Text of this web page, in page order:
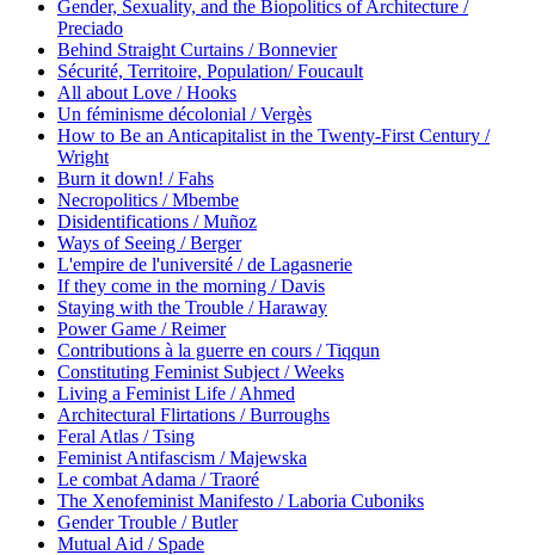
Gender, Sexuality, and the Biopolitics of Architecture /
Preciado
Behind Straight Curtains / Bonnevier
Sécurité, Territoire, Population/ Foucault
All about Love / Hooks
Un féminisme décolonial / Vergès
How to Be an Anticapitalist in the Twenty-First Century /
Wright
Burn it down! / Fahs
Necropolitics / Mbembe
Disidentifications / Muñoz
Ways of Seeing / Berger
L'empire de l'université / de Lagasnerie
If they come in the morning / Davis
Staying with the Trouble / Haraway
Power Game / Reimer
Contributions à la guerre en cours / Tiqqun
Constituting Feminist Subject / Weeks
Living a Feminist Life / Ahmed
Architectural Flirtations / Burroughs
Feral Atlas / Tsing
Feminist Antifascism / Majewska
Le combat Adama / Traoré
The Xenofeminist Manifesto / Laboria Cuboniks
Gender Trouble / Butler
Mutual Aid / Spade